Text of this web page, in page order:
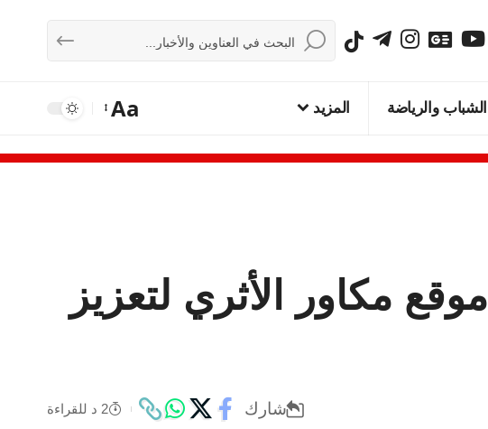
الشباب والرياضة المزيد Aa
مكاور الأثري لتعزيز
شارك 2 د للقراءة